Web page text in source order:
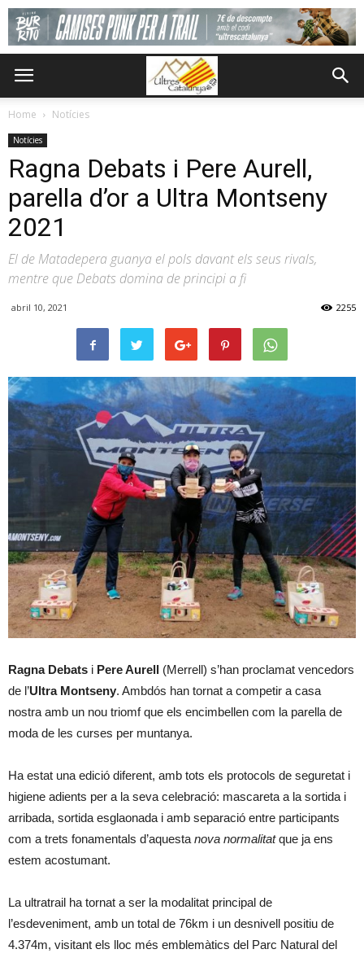
Home Notícies
Notícies
Ragna Debats i Pere Aurell,
parella d’or a Ultra Montseny
2021
El de Matadepera guanya el pols davant els seus rivals,
mentre que Debats domina de principi a fi
abril 10, 2021 2255
Ragna Debats i Pere Aurell (Merrell) s’han proclamat vencedors
de l’Ultra Montseny. Ambdós han tornat a competir a casa
nostra amb un nou triomf que els encimbellen com la parella de
moda de les curses per muntanya.
Ha estat una edició diferent, amb tots els protocols de seguretat i
higiene adients per a la seva celebració: mascareta a la sortida i
arribada, sortida esglaonada i amb separació entre participants
com a trets fonamentals d’aquesta nova normalitatque ja ens
estem acostumant.
La ultratrail ha tornat a ser la modalitat principal de
l’esdeveniment, amb un total de 76km i un desnivell positiu de
4.374m, visitant els lloc més emblemàtics del Parc Natural del